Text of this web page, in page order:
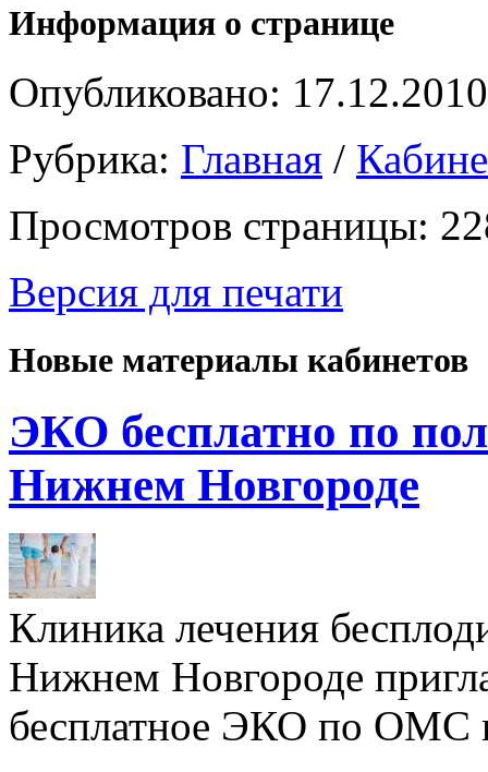
Информация о странице
Опубликовано: 17.12.2010
Рубрика: Главная /
Просмотров страницы:
Версия для печати
Новые материалы кабинетов
ЭКО бесплатно по
Нижнем Новгороде
Клиника лечения
Нижнем Новгороде
бесплатное ЭКО по ОМС